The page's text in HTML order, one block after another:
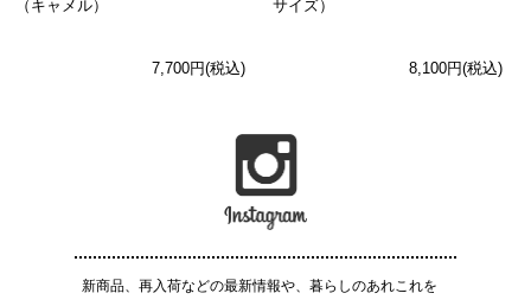
（キャメル）
7,700円(税込)
サイズ）
8,100円(税込)
新商品、再入荷などの最新情報や、暮らしのあれこれを